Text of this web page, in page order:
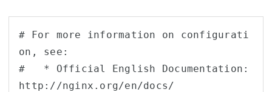
# For more information on configurati
on, see:
#   * Official English Documentation:
http://nginx.org/en/docs/